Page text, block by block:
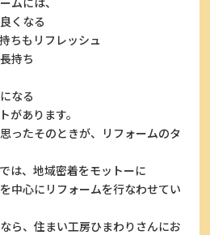
くなる
ちもリフレッシュ
持ち
なる
があります。
ったそのときが、リフォームのタ
は、地域密着をモットーに
を中心にリフォームを行なわせてい
ら、住まい工房ひまわりさんにお